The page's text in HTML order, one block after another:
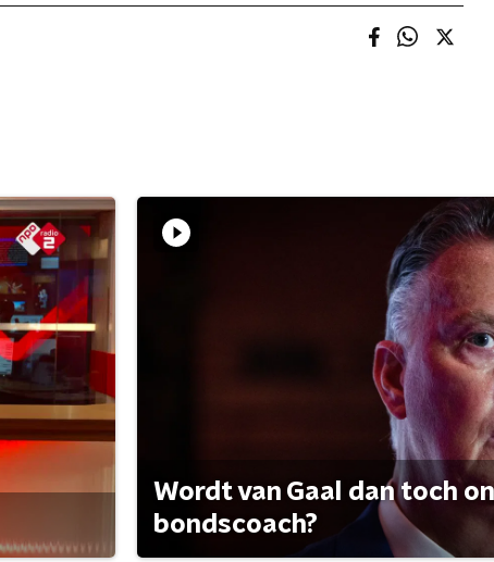
Wordt van Gaal dan toch
bondscoach?